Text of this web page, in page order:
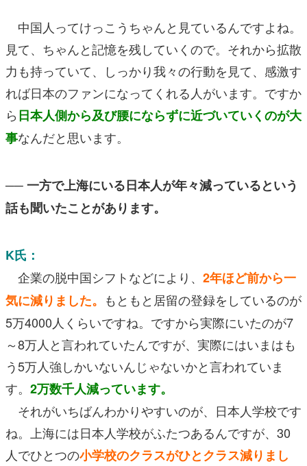
中国人ってけっこうちゃんと見ているんですよね。
見て、ちゃんと記憶を残していくので。それから拡散
力も持っていて、しっかり我々の行動を見て、感激す
れば日本のファンになってくれる人がいます。ですか
ら日本人側から及び腰にならずに近づいていくのが大
事なんだと思います。
── 一方で上海にいる日本人が年々減っているという
話も聞いたことがあります。
K氏：
企業の脱中国シフトなどにより、 2年ほど前から一
気に減りました。 もともと居留の登録をしているのが
5万4000人くらいですね。ですから実際にいたのが7
～8万人と言われていたんですが、実際にはいまはも
う5万人強しかいないんじゃないかと言われていま
す。 2万数千人減っています。
それがいちばんわかりやすいのが、日本人学校です
ね。上海には日本人学校がふたつあるんですが、30
人でひとつの小学校のクラスがひとクラス減りまし